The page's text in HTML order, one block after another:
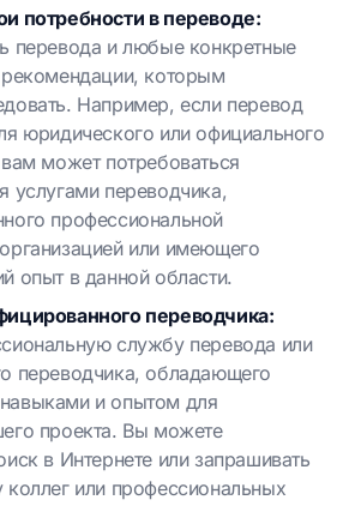
потребности в переводе:
перевода и любые конкретные
которым
Например, если перевод
юридического или официального
может потребоваться
услугами переводчика,
профессиональной
или имеющего
опыт в данной области.
переводчика:
службу перевода или
переводчика, обладающего
и опытом для
проекта. Вы можете
в Интернете или запрашивать
или профессиональных